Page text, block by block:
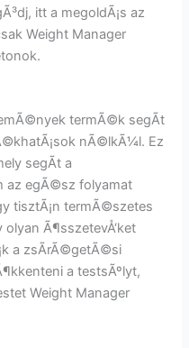
itt a megoldÃ¡s az
Weight Manager
termÃ©k segÃ­t
nÃ©lkÃ¼l. Ez
segÃ­t a
az egÃ©sz folyamat
tisztÃ¡n termÃ©szetes
olyan Ã¶sszetevÅ‘ket
a zsÃ­rÃ©getÃ©si
a testsÃºlyt,
Weight Manager